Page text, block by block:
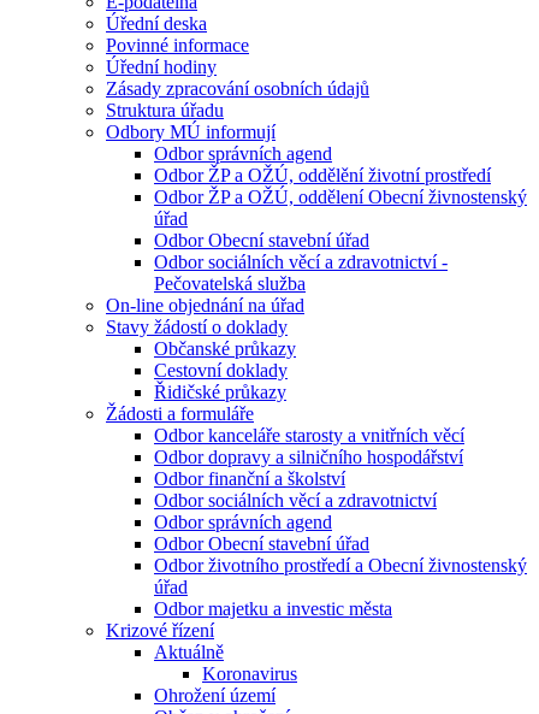
Úřední deska
Povinné informace
Úřední hodiny
Zásady zpracování osobních údajů
Struktura úřadu
Odbory MÚ informují
Odbor správních agend
Odbor ŽP a OŽÚ, oddělění životní prostředí
Odbor ŽP a OŽÚ, oddělení Obecní živnostenský
úřad
Odbor Obecní stavební úřad
Odbor sociálních věcí a zdravotnictví -
Pečovatelská služba
On-line objednání na úřad
Stavy žádostí o doklady
Občanské průkazy
Cestovní doklady
Řidičské průkazy
Žádosti a formuláře
Odbor kanceláře starosty a vnitřních věcí
Odbor dopravy a silničního hospodářství
Odbor finanční a školství
Odbor sociálních věcí a zdravotnictví
Odbor správních agend
Odbor Obecní stavební úřad
Odbor životního prostředí a Obecní živnostenský
úřad
Odbor majetku a investic města
Krizové řízení
Aktuálně
Koronavirus
Ohrožení území